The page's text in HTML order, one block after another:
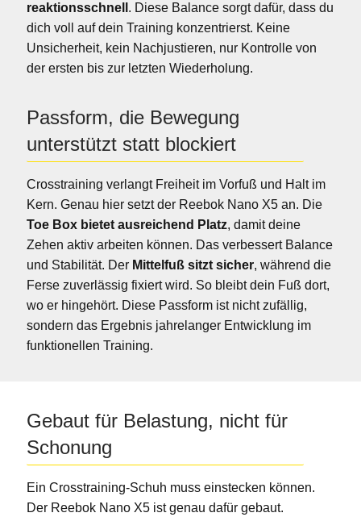
reaktionsschnell . Diese Balance sorgt dafür, dass du
dich voll auf dein Training konzentrierst. Keine
Unsicherheit, kein Nachjustieren, nur Kontrolle von
der ersten bis zur letzten Wiederholung.
Passform, die Bewegung
unterstützt statt blockiert
Crosstraining verlangt Freiheit im Vorfuß und Halt im
Kern. Genau hier setzt der Reebok Nano X5 an. Die
Toe Box bietet ausreichend Platz, damit deine
Zehen aktiv arbeiten können. Das verbessert Balance
und Stabilität. DerMittelfuß sitzt sicher, während die
Ferse zuverlässig fixiert wird. So bleibt dein Fuß dort,
wo er hingehört. Diese Passform ist nicht zufällig,
sondern das Ergebnis jahrelanger Entwicklung im
funktionellen Training.
Gebaut für Belastung, nicht für
Schonung
Ein Crosstraining-Schuh muss einstecken können.
Der Reebok Nano X5 ist genau dafür gebaut.